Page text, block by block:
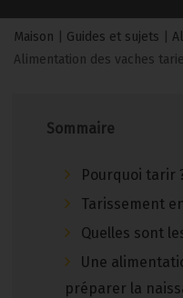
Maison Guides et sujets
Alimentation des vaches
Sommaire
Pourquoi tarir
Tarissement
Quelles sont
Une
préparer la